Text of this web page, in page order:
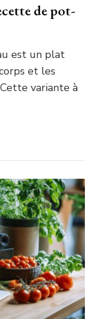
de pot-
est un plat
et les
variante à